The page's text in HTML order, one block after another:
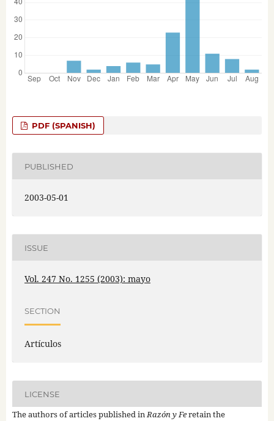
PDF (SPANISH)
PUBLISHED
2003-05-01
ISSUE
Vol. 247 No. 1255 (2003): mayo
SECTION
Artículos
LICENSE
The authors of articles published inRazón y Feretain the